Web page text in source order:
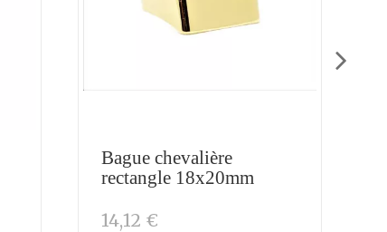
Bague chevalière
rectangle 18x20mm
14,12 €